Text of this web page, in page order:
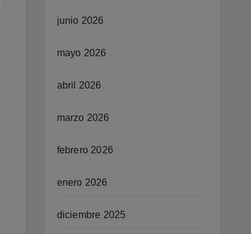
junio 2026
mayo 2026
abril 2026
marzo 2026
febrero 2026
enero 2026
diciembre 2025